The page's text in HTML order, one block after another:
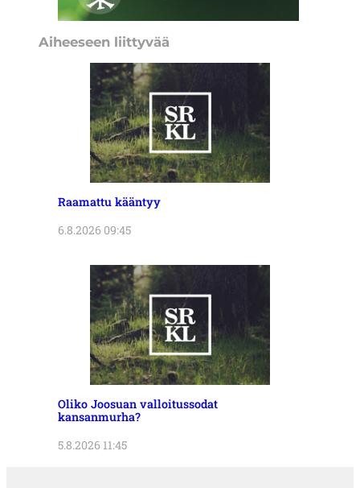
Aiheeseen liittyvää
Raamattu kääntyy
6.8.2026 09:45
Oliko Joosuan valloitussodat
kansanmurha?
5.8.2026 11:45